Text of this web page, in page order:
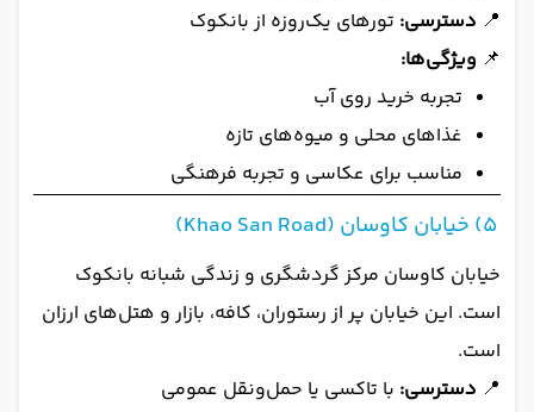
📍 دسترسی: تورهای یک‌روزه از بانکوک
📌 ویژگی‌ها:
تجربه خرید روی آب
غذاهای محلی و میوه‌های تازه
مناسب برای عکاسی و تجربه فرهنگی
خیابان کاوسان مرکز گردشگری و زندگی شبانه بانکوک
است. این خیابان پر از رستوران، کافه، بازار و هتل‌های ارزان
است.
📍 دسترسی: با تاکسی یا حمل‌ونقل عمومی